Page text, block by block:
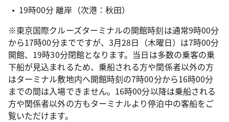
19時00分 離岸（次港：秋田）
※東京国際クルーズターミナルの開館時刻は通常9時00分
から17時00分までですが、3月28日（木曜日）は7時00分
開館、19時30分閉館となります。当日は多数の乗客の乗
下船が見込まれるため、乗船される方や関係者以外の方
はターミナル敷地内へ開館時刻の7時00分から16時00分
までの間は入場できません。16時00分以降は乗船される
方や関係者以外の方もターミナルより停泊中の客船をご
覧いただけます。